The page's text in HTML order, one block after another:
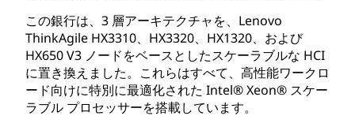
この銀行は、3 層アーキテクチャを、Lenovo
ThinkAgile HX3310、HX3320、HX1320、および
HX650 V3 ノードをベースとしたスケーラブルな HCI
に置き換えました。これらはすべて、高性能ワークロ
ード向けに特別に最適化された Intel® Xeon® スケー
ラブル プロセッサーを搭載しています。